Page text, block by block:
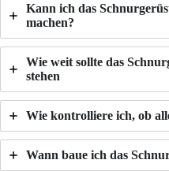
Kann ich das
machen?
Wie weit sollte das
stehen
Wie kontrolliere ich, ob
Wann baue ich das